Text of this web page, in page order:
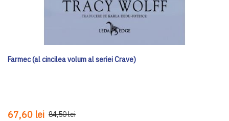
Farmec (al cincilea volum al seriei Crave)
67,60 lei 84,50 lei